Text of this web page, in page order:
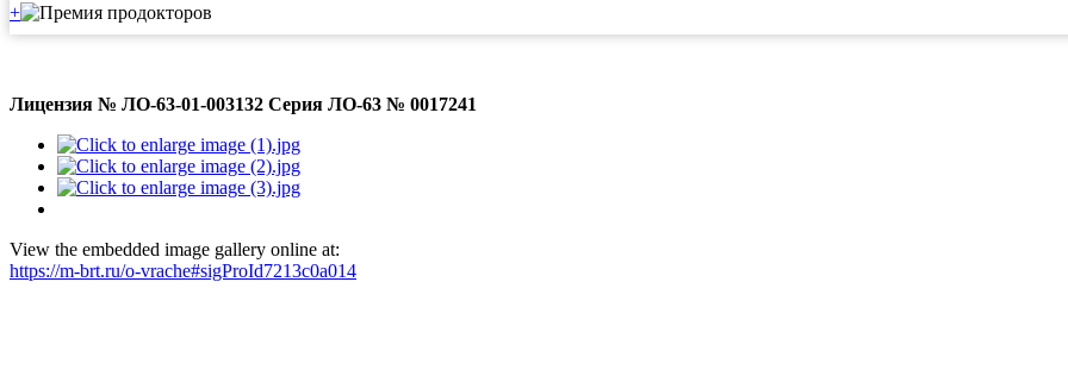
+
Лицензия № ЛО-63-01-003132 Серия ЛО-63 № 0017241
View the embedded image gallery online at:
https://m-brt.ru/o-vrache#sigProId7213c0a014